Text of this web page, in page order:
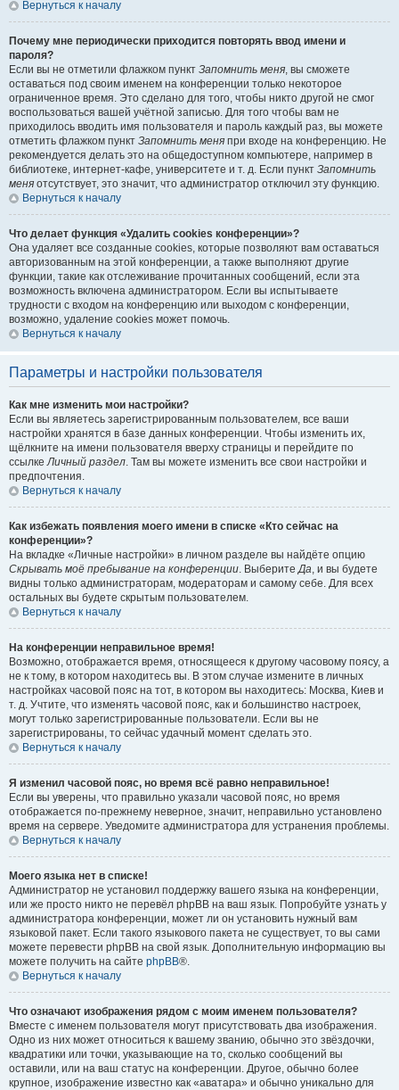
Вернуться к началу
Почему мне периодически приходится повторять ввод имени и
пароля?
Если вы не отметили флажком пункт Запомнить меня, вы сможете
оставаться под своим именем на конференции только некоторое
ограниченное время. Это сделано для того, чтобы никто другой не смог
воспользоваться вашей учётной записью. Для того чтобы вам не
приходилось вводить имя пользователя и пароль каждый раз, вы можете
отметить флажком пункт Запомнить меня при входе на конференцию. Не
рекомендуется делать это на общедоступном компьютере, например в
библиотеке, интернет-кафе, университете и т. д. Если пункт Запомнить
меня отсутствует, это значит, что администратор отключил эту функцию.
Вернуться к началу
Что делает функция «Удалить cookies конференции»?
Она удаляет все созданные cookies, которые позволяют вам оставаться
авторизованным на этой конференции, а также выполняют другие
функции, такие как отслеживание прочитанных сообщений, если эта
возможность включена администратором. Если вы испытываете
трудности с входом на конференцию или выходом с конференции,
возможно, удаление cookies может помочь.
Вернуться к началу
Параметры и настройки пользователя
Как мне изменить мои настройки?
Если вы являетесь зарегистрированным пользователем, все ваши
настройки хранятся в базе данных конференции. Чтобы изменить их,
щёлкните на имени пользователя вверху страницы и перейдите по
ссылкеЛичный раздел. Там вы можете изменить все свои настройки и
предпочтения.
Вернуться к началу
Как избежать появления моего имени в списке «Кто сейчас на
конференции»?
На вкладке «Личные настройки» в личном разделе вы найдёте опцию
Скрывать моё пребывание на конференции. ВыберитеДа, и вы будете
видны только администраторам, модераторам и самому себе. Для всех
остальных вы будете скрытым пользователем.
Вернуться к началу
На конференции неправильное время!
Возможно, отображается время, относящееся к другому часовому поясу, а
не к тому, в котором находитесь вы. В этом случае измените в личных
настройках часовой пояс на тот, в котором вы находитесь: Москва, Киев и
т. д. Учтите, что изменять часовой пояс, как и большинство настроек,
могут только зарегистрированные пользователи. Если вы не
зарегистрированы, то сейчас удачный момент сделать это.
Вернуться к началу
Я изменил часовой пояс, но время всё равно неправильное!
Если вы уверены, что правильно указали часовой пояс, но время
отображается по-прежнему неверное, значит, неправильно установлено
время на сервере. Уведомите администратора для устранения проблемы.
Вернуться к началу
Моего языка нет в списке!
Администратор не установил поддержку вашего языка на конференции,
или же просто никто не перевёл phpBB на ваш язык. Попробуйте узнать у
администратора конференции, может ли он установить нужный вам
языковой пакет. Если такого языкового пакета не существует, то вы сами
можете перевести phpBB на свой язык. Дополнительную информацию вы
можете получить на сайте phpBB®.
Вернуться к началу
Что означают изображения рядом с моим именем пользователя?
Вместе с именем пользователя могут присутствовать два изображения.
Одно из них может относиться к вашему званию, обычно это звёздочки,
квадратики или точки, указывающие на то, сколько сообщений вы
оставили, или на ваш статус на конференции. Другое, обычно более
крупное, изображение известно как «аватара» и обычно уникально для